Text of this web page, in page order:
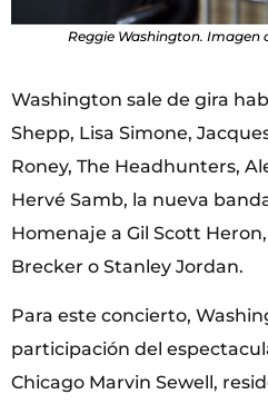
Reggie Washington. Imagen
Washington sale de gira
Shepp, Lisa Simone,
Roney, The Headhunters,
Hervé Samb, la nueva
Homenaje a Gil Scott
Brecker o Stanley Jordan.
Para este concierto,
participación del
Chicago Marvin Sewell,